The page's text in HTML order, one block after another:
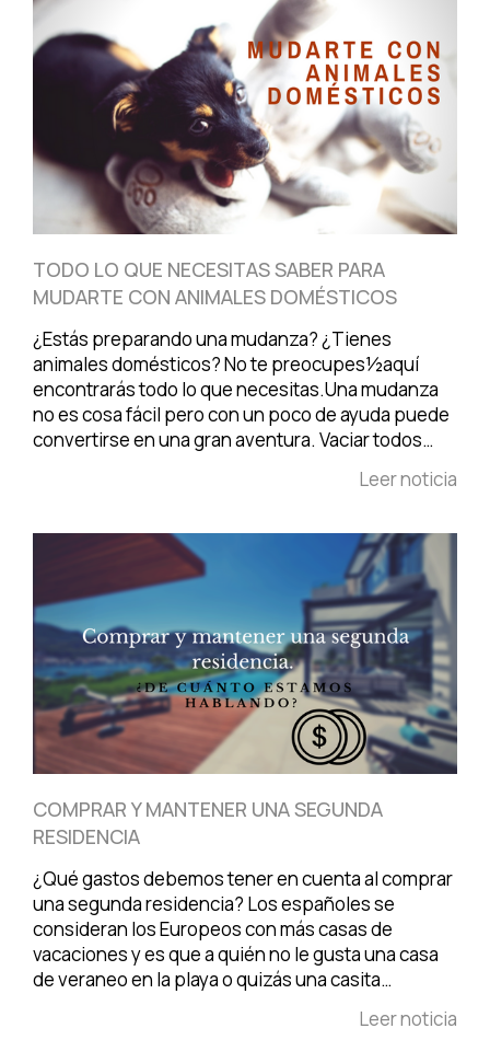
TODO LO QUE NECESITAS SABER PARA
MUDARTE CON ANIMALES DOMÉSTICOS
¿Estás preparando una mudanza? ¿Tienes
animales domésticos? No te preocupes½aquí
encontrarás todo lo que necesitas.Una mudanza
no es cosa fácil pero con un poco de ayuda puede
convertirse en una gran aventura. Vaciar todos…
Leer noticia
COMPRAR Y MANTENER UNA SEGUNDA
RESIDENCIA
¿Qué gastos debemos tener en cuenta al comprar
una segunda residencia? Los españoles se
consideran los Europeos con más casas de
vacaciones y es que a quién no le gusta una casa
de veraneo en la playa o quizás una casita…
Leer noticia